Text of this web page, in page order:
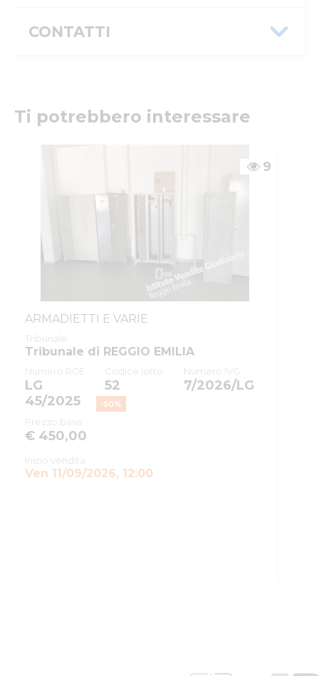
CONTATTI
Email/PEC: ivgre@ivgreggioemilia.it
Ti potrebbero interessare
9
ARMADIETTI E VARIE
Tribunale
Tribunale di REGGIO EMILIA
Numero RGE
LG
45/2025
Codice lotto
52
Numero IVG
7/2026/LG
Prezzo base
€ 450,00
-50%
Inizio vendita
Ven 11/09/2026, 12:00